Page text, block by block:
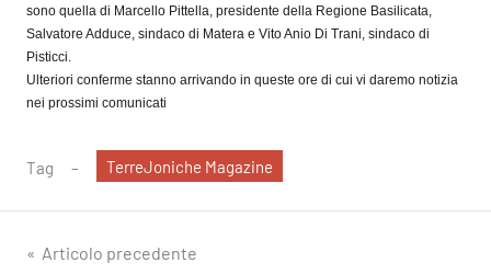
sono quella di Marcello Pittella, presidente della Regione Basilicata,
Salvatore Adduce, sindaco di Matera e Vito Anio Di Trani, sindaco di
Pisticci.
Ulteriori conferme stanno arrivando in queste ore di cui vi daremo notizia
nei prossimi comunicati
Tag TerreJoniche Magazine
Navigazione
Articolo precedente